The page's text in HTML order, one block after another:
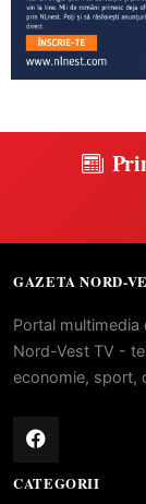
GAZETA NORD-
Portal multimedia
Nord-Vest TV -
economie, sport,
CATEGORII